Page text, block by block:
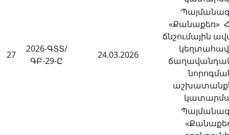
27
2026-ԳՏՏ/
ԳԲ-29-Ը
24.03.2026
«Քանաքեռ»
ճնշումային